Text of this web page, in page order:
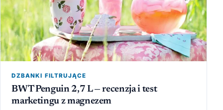
DZBANKI FILTRUJĄCE
BWT Penguin 2,7 L — recenzja i test
marketingu z magnezem